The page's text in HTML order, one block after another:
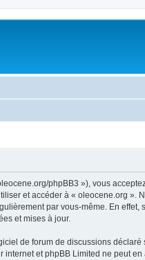
phpBB3 »), vous
et accéder à « oleocene.org ».
par vous-même. En
et mises à jour.
de forum de discussions déclaré
et phpBB Limited ne peut